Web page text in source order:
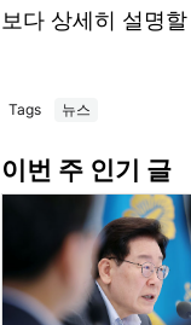
보다 상세히 설명
Tags 뉴스
이번 주 인기 글